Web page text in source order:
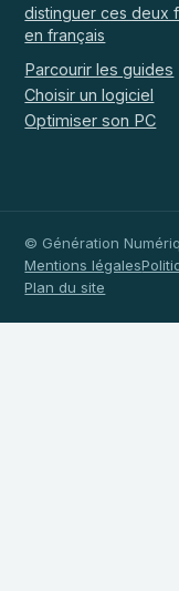
distinguer ces deux
en français
Parcourir les guides
Choisir un logiciel
Optimiser son PC
© Génération
Mentions légales
Plan du site